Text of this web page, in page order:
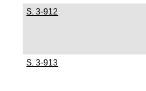
S. 3-912
S. 3-913